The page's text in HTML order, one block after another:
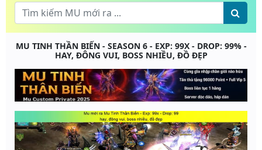
MU TINH THẦN BIẾN - SEASON 6 - EXP: 99X - DROP: 99% -
HAY, ĐÔNG VUI, BOSS NHIỀU, ĐỒ ĐẸP